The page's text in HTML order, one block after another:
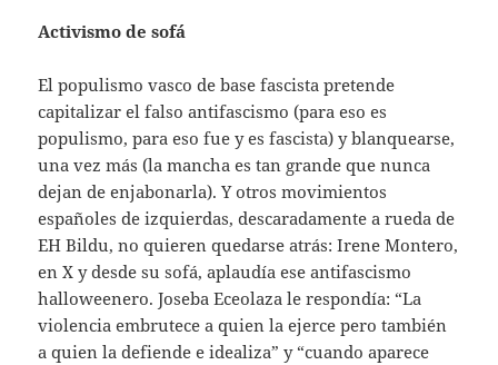
Activismo de sofá
El populismo vasco de base fascista pretende
capitalizar el falso antifascismo (para eso es
populismo, para eso fue y es fascista) y blanquearse,
una vez más (la mancha es tan grande que nunca
dejan de enjabonarla). Y otros movimientos
españoles de izquierdas, descaradamente a rueda de
EH Bildu, no quieren quedarse atrás: Irene Montero,
en X y desde su sofá, aplaudía ese antifascismo
halloweenero. Joseba Eceolaza le respondía: “La
violencia embrutece a quien la ejerce pero también
a quien la defiende e idealiza” y “cuando aparece